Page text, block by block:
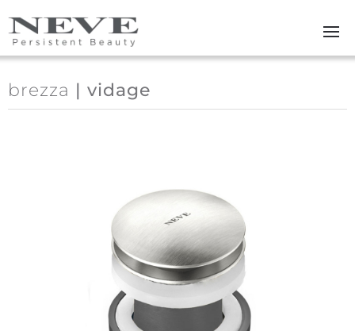
Skip to main content
brezza | vidage